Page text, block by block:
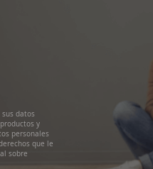
datos
y
personales
que le
sobre